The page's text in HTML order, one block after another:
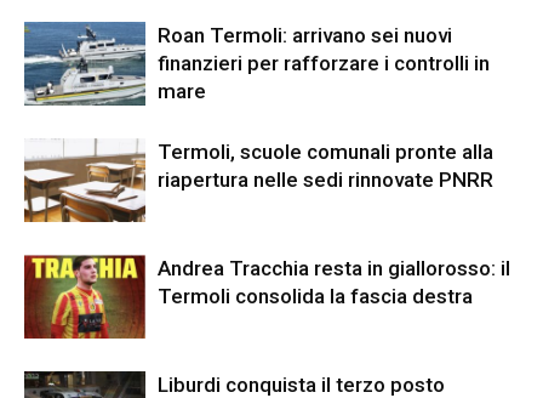
Roan Termoli: arrivano sei nuovi
finanzieri per rafforzare i controlli in
mare
Termoli, scuole comunali pronte alla
riapertura nelle sedi rinnovate PNRR
Andrea Tracchia resta in giallorosso: il
Termoli consolida la fascia destra
Liburdi conquista il terzo posto